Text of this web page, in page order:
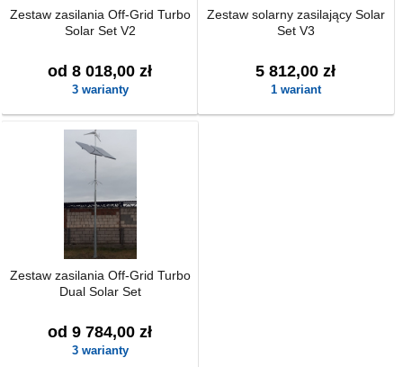
Zestaw zasilania Off-Grid Turbo
Solar Set V2
od 8 018,00 zł
3 warianty
Zestaw solarny zasilający Solar
Set V3
5 812,00 zł
1 wariant
Zestaw zasilania Off-Grid Turbo
Dual Solar Set
od 9 784,00 zł
3 warianty